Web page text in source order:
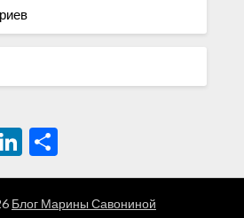
LinkedIn
Блог Марины Савониной